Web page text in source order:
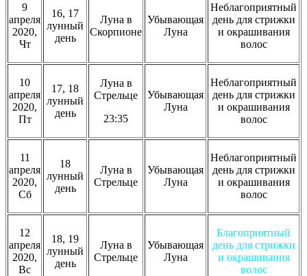
9
апреля
2020,
Чт
16, 17
лунный
день
Луна в
Скорпионе
Убывающая
Луна
Неблагоприятный
день для стрижки
и окрашивания
волос
10
апреля
2020,
Пт
17, 18
лунный
день
Луна в
Стрельце
23:35
Убывающая
Луна
Неблагоприятный
день для стрижки
и окрашивания
волос
11
апреля
2020,
Сб
18
лунный
день
Луна в
Стрельце
Убывающая
Луна
Неблагоприятный
день для стрижки
и окрашивания
волос
12
апреля
2020,
Вс
18, 19
лунный
день
Луна в
Стрельце
Убывающая
Луна
Благоприятный
день для стрижки
и окрашивания
волос